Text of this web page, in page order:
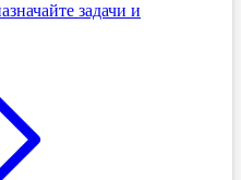
задачи и